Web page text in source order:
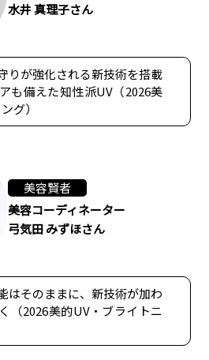
水井 真理子さん
りが強化される新技術を搭載
も備えた知性派UV（2026美
グ）
美容賢者
美容コーディネーター
弓気田 みずほさん
はそのままに、新技術が加わ
（2026美的UV・ブライトニ